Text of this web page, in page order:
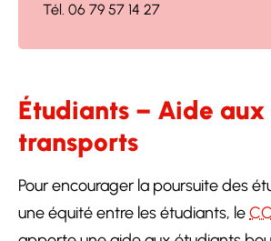
Tél. 06 79 57 14 27
Étudiants – Aide aux
transports
Pour encourager la poursuite des
une équité entre les étudiants, le